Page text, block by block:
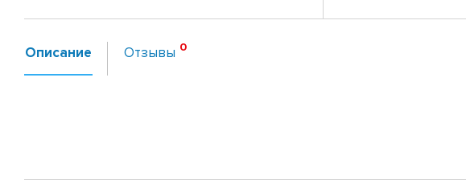
Описание Отзывы